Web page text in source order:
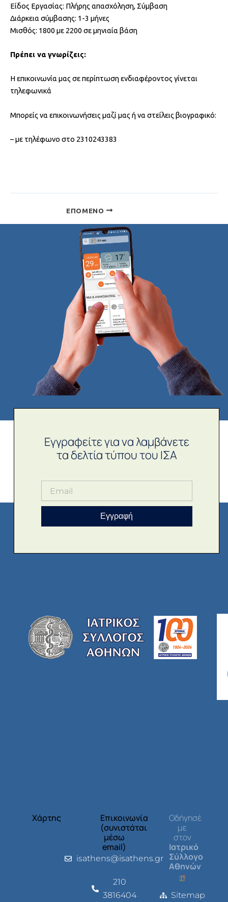
Είδος Εργασίας: Πλήρης απασχόληση, Σύμβαση
Διάρκεια σύμβασης: 1-3 μήνες
Μισθός: 1800 με 2200 σε μηνιαία βάση
Πρέπει να γνωρίζεις:
Η επικοινωνία μας σε περίπτωση ενδιαφέροντος γίνεται
τηλεφωνικά
Μπορείς να επικοινωνήσεις μαζί μας ή να στείλεις βιογραφικό:
– με τηλέφωνο στο 2310243383
ΕΠΌΜΕΝΟ
Εγγραφείτε για να λαμβάνετε
τα δελτία τύπου του ΙΣΑ
Εγγραφή
Χάρτης
Επικοινωνία
(συνιστάται
μέσω
email)
isathens@isathens.gr
210
3816404
Οδήγησέ
με
στον
Ιατρικό
Σύλλογο
Αθηνών
Sitemap